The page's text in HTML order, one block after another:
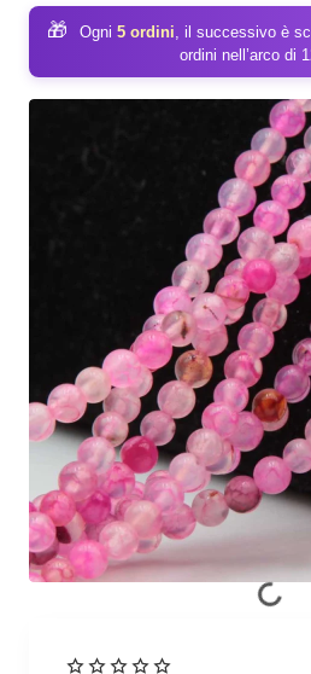
🎁 Ogni 5 ordini, il successivo è
ordini nell’arco di